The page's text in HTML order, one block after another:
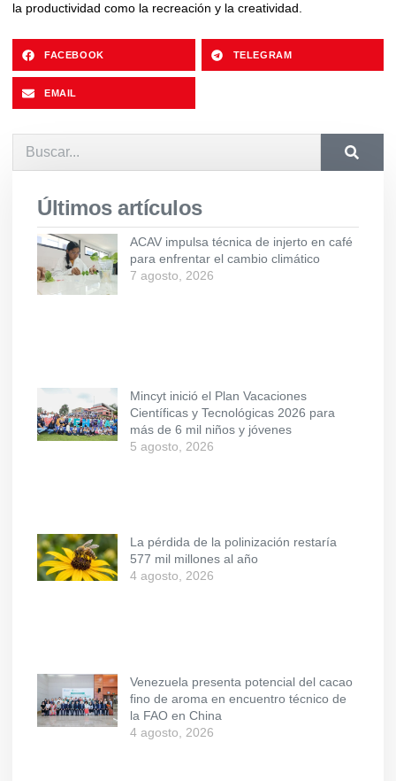
la productividad como la recreación y la creatividad.
FACEBOOK TELEGRAM
EMAIL
Últimos artículos
ACAV impulsa técnica de injerto en café
para enfrentar el cambio climático
7 agosto, 2026
Mincyt inició el Plan Vacaciones
Científicas y Tecnológicas 2026 para
más de 6 mil niños y jóvenes
5 agosto, 2026
La pérdida de la polinización restaría
577 mil millones al año
4 agosto, 2026
Venezuela presenta potencial del cacao
fino de aroma en encuentro técnico de
la FAO en China
4 agosto, 2026